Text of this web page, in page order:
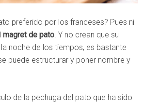
preferido por los franceses? Pues ni
magret de pato. Y no crean que su
noche de los tiempos, es bastante
puede estructurar y poner nombre y
de la pechuga del pato que ha sido